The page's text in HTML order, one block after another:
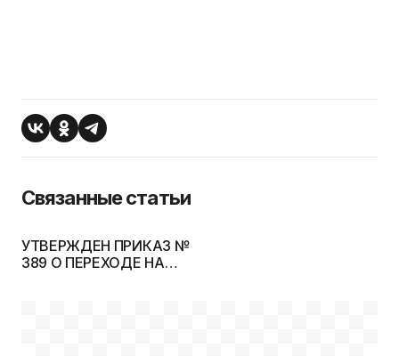
Связанные статьи
УТВЕРЖДЕН ПРИКАЗ №
389 О ПЕРЕХОДЕ НА